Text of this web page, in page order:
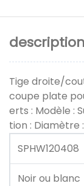
description
Tige droite/
coupe plate
erts : Modèle :
tion : Diamètre
SPHW120408
Noir ou blanc